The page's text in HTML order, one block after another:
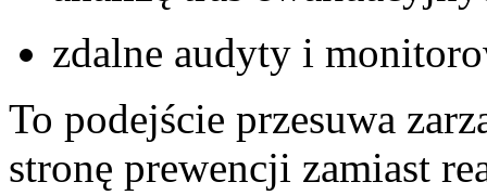
zdalne audyty i
To podejście przesuwa
stronę prewencji zamiast